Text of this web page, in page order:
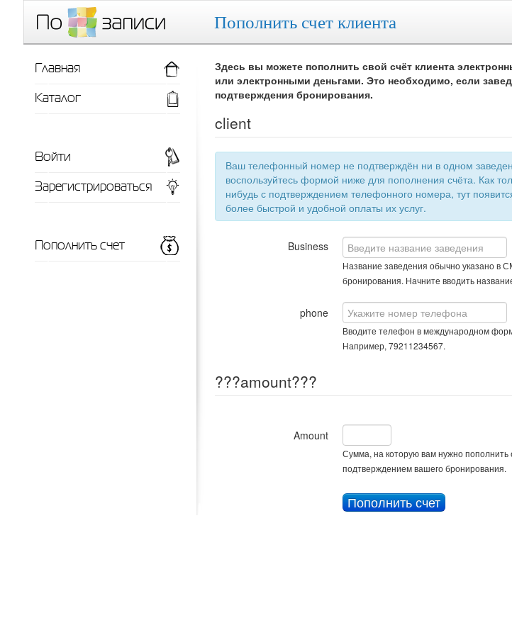
Пополнить счет клиента
Здесь вы можете пополнить свой счёт клиента
или электронными деньгами. Это необходимо, если
подтверждения бронирования.
client
Ваш телефонный номер не подтверждён ни в одном заведении.
воспользуйтесь формой ниже для пополнения счёта. Как
нибудь с подтверждением телефонного номера, тут появится список ваших заведений для
более быстрой и удобной оплаты их услуг.
Business
Название заведения обычно указано в
бронирования. Начните вводить
phone
Вводите телефон в международном
Например, 79211234567.
???amount???
Amount
Сумма, на которую вам нужно
подтверждением вашего бронирования.
Главная
Каталог
Войти
Зарегистрироваться
Пополнить счет